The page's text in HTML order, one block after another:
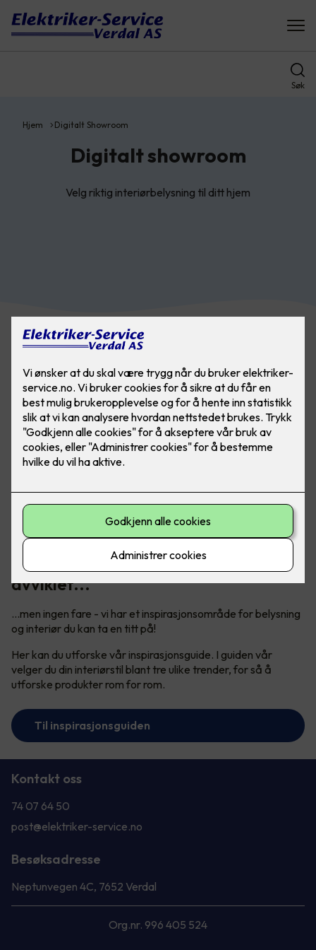
Søk
Hjem Digitalt Showroom
Digitalt showroom
Velg riktig interiørbelysning til ditt hjem
Vårt digitale showroom er dessverre
avviklet...
...men ingen fare - vi har et inspirasjonsområde for belysning
og interiør du kan ta en titt på!
Her kan du utforske vår inspirasjonsguide. I guiden vår
velger du din interiørstil blant tre ulike trender, for så å
utforske produkter rom for rom.
Til inspirasjonsguiden
Kontakt oss
74 07 64 50
post@elektriker-service.no
Besøksadresse
Neptunvegen 4C, 7652 Verdal
Org.nr. 996 405 524